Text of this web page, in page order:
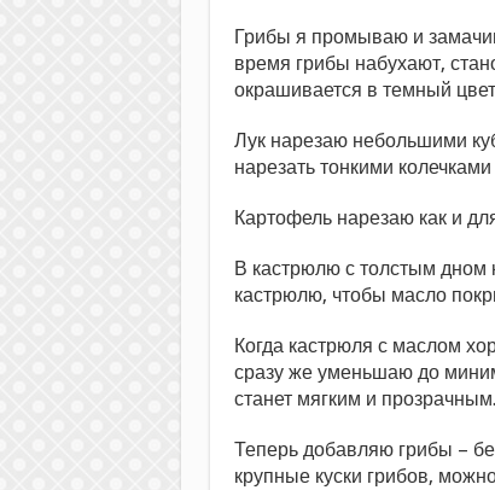
Грибы я промываю и
время грибы набухают,
окрашивается в темный
Лук нарезаю небольшими
нарезать тонкими
Картофель нарезаю как и
В кастрюлю с толстым
кастрюлю, чтобы масло
Когда кастрюля с маслом
сразу же уменьшаю до
станет мягким и прозрачным.
Теперь добавляю грибы –
крупные куски грибов,